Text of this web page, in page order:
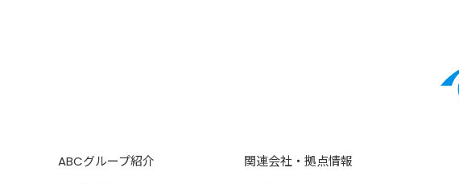
ABCグループ紹介
関連会社・拠点情報